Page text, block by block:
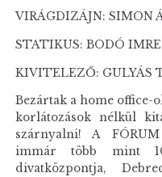
VIRÁGDIZÁJN: SIMON
STATIKUS: BODÓ IMRE
KIVITELEZŐ: GULYÁS
Bezártak a home office-
korlátozások nélkül
szárnyalni! A
immár több mint
divatközpontja,